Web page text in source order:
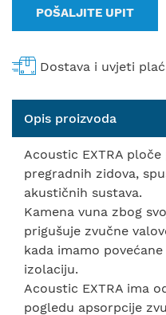
POŠALJITE UPIT
Dostava i uvjeti
Opis proizvoda
Acoustic EXTRA
pregradnih zidova,
akustičnih sustava.
Kamena vuna zbog
prigušuje zvučne
kada imamo
izolaciju.
Acoustic EXTRA ima
pogledu apsorpcije